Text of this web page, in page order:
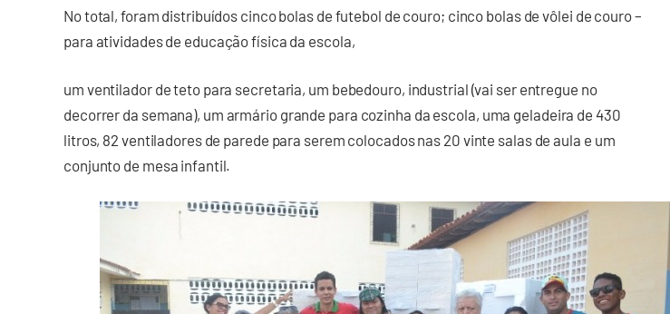
No total, foram distribuídos cinco bolas de futebol de couro; cinco bolas de vôlei de couro –
para atividades de educação física da escola,
um ventilador de teto para secretaria, um bebedouro, industrial (vai ser entregue no
decorrer da semana), um armário grande para cozinha da escola, uma geladeira de 430
litros, 82 ventiladores de parede para serem colocados nas 20 vinte salas de aula e um
conjunto de mesa infantil.